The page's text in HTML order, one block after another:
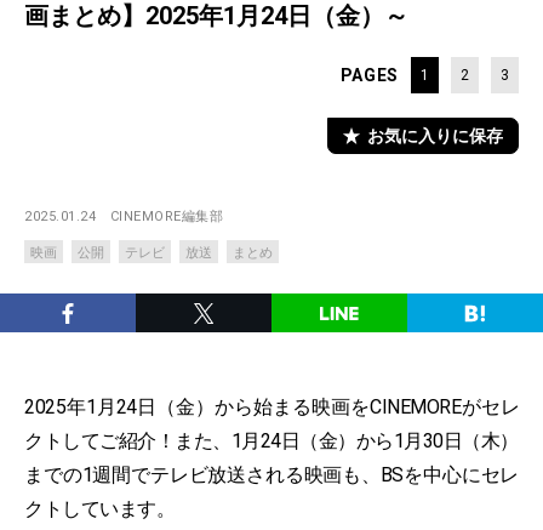
画まとめ】2025年1月24日（金）～
PAGES 1 2 3
お気に入りに保存
2025.01.24 CINEMORE編集部
映画 公開 テレビ 放送 まとめ
2025年1月24日（金）から始まる映画をCINEMOREがセレ
クトしてご紹介！また、1月24日（金）から1月30日（木）
までの1週間でテレビ放送される映画も、BSを中心にセレ
クトしています。